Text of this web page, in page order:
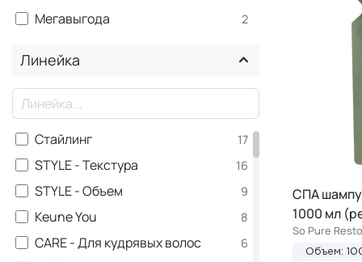
Мегавыгода 2
Линейка
Стайлинг 17
STYLE - Текстура 16
STYLE - Объем 9
Keune You 8
CARE - Для кудрявых волос 6
СПА
1000 мл
So Pure
Объем: